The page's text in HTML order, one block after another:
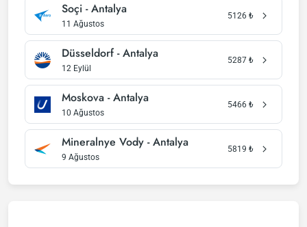
Soçi - Antalya
11 Ağustos
5126 ₺
Düsseldorf - Antalya
12 Eylül
5287 ₺
Moskova - Antalya
10 Ağustos
5466 ₺
Mineralnye Vody - Antalya
9 Ağustos
5819 ₺